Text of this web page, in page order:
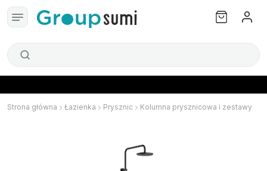
Strona główna Łazienka Prysznic Kolumna prysznicowa i zestawy